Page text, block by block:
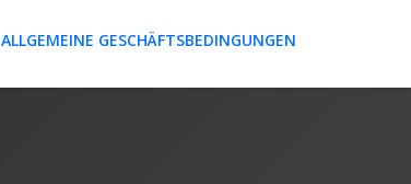
ALLGEMEINE GESCHÄFTSBEDINGUNGEN